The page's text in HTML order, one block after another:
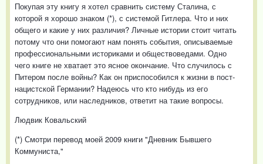
Покупая эту книгу я хотел сравнить систему Сталина, с
которой я хорошо знаком (*), с системой Гитлера. Что и них
общего и какие у них различия? Личные истории стоит читать
потому что они помогают нам понять события, описываемые
профессиональными историками и обществоведами. Одно
чего книге не хватает это ясное окончание. Что случилось с
Питером после войны? Как он приспособился к жизни в пост-
нацистской Германии? Надеюсь что кто нибудь из его
сотрудников, или наследников, ответит на такие вопросы.
Людвик Ковальский
(*) Смотри перевод моей 2009 книги "Дневник Бывшего
Коммуниста,"